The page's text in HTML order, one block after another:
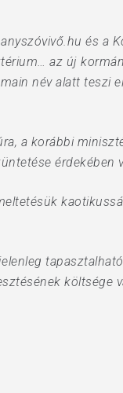
és a
az új
név alatt teszi
a korábbi
érdekében
költsége